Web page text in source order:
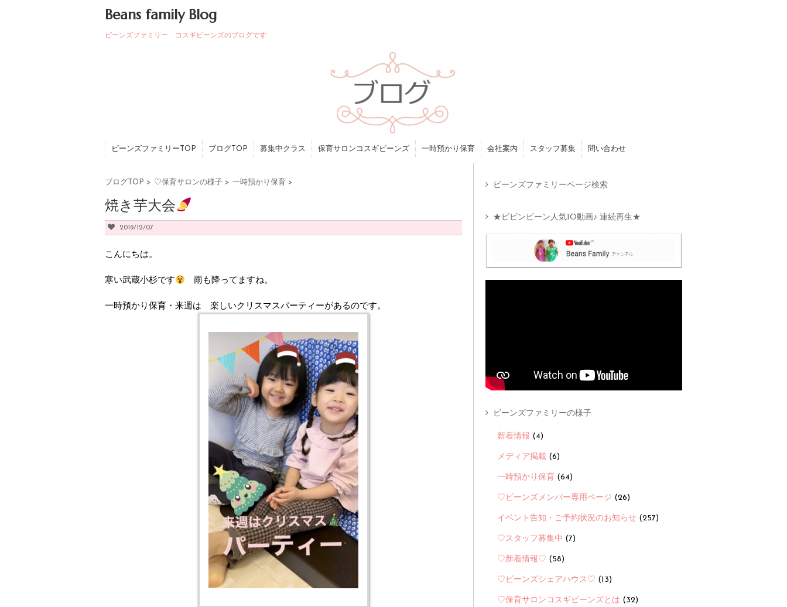
Beans family Blog
ビーンズファミリー コスギビーンズのブログです
ビーンズファミリーTOP ブログTOP 募集中クラス 保育サロンコスギビーンズ 一時預かり保育 会社案内 スタッフ募集 問い合わせ
ブログTOP > ♡保育サロンの様子 > 一時預かり保育 >
焼き芋大会
2019/12/07
こんにちは。
寒い武蔵小杉です 雨も降ってますね。
一時預かり保育・来週は 楽しいクリスマスパーティーがあるのです。
ビーンズファミリーページ検索
★ビビンビーン人気10動画♪ 連続再生★
ビーンズファミリーの様子
新着情報 (4)
メディア掲載 (6)
一時預かり保育 (64)
♡ビーンズメンバー専用ページ (26)
イベント告知・ご予約状況のお知らせ (257)
♡スタッフ募集中 (7)
♡新着情報♡ (58)
♡ビーンズシェアハウス♡ (13)
♡保育サロンコスギビーンズとは (32)